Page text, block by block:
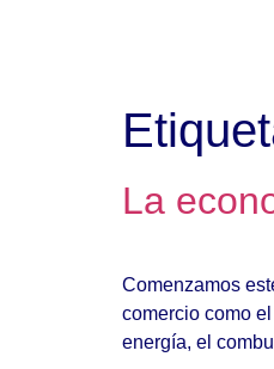
La
Comenzamos
comercio como
energía, el